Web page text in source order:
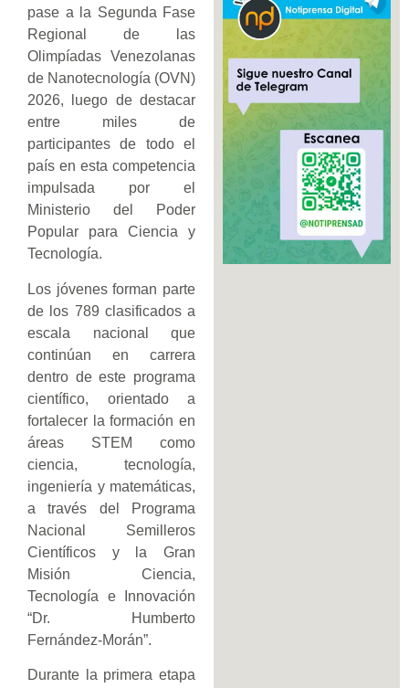
pase a la Segunda Fase
Regional de las
Olimpíadas Venezolanas
de Nanotecnología (OVN)
2026, luego de destacar
entre miles de
participantes de todo el
país en esta competencia
impulsada por el
Ministerio del Poder
Popular para Ciencia y
Tecnología.
Los jóvenes forman parte
de los 789 clasificados a
escala nacional que
continúan en carrera
dentro de este programa
científico, orientado a
fortalecer la formación en
áreas STEM como
ciencia, tecnología,
ingeniería y matemáticas,
a través del Programa
Nacional Semilleros
Científicos y la Gran
Misión Ciencia,
Tecnología e Innovación
“Dr. Humberto
Fernández-Morán”.
Durante la primera etapa